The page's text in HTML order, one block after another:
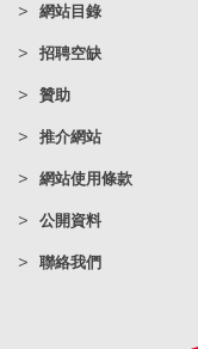
網站目錄
招聘空缺
贊助
推介網站
網站使用條款
公開資料
聯絡我們